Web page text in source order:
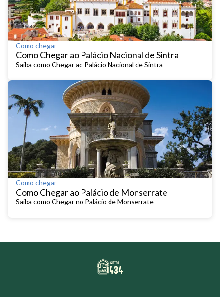
Como chegar
Como Chegar ao Palácio Nacional de Sintra
Saiba como Chegar ao Palácio Nacional de Sintra
Como chegar
Como Chegar ao Palácio de Monserrate
Saiba como Chegar no Palácio de Monserrate